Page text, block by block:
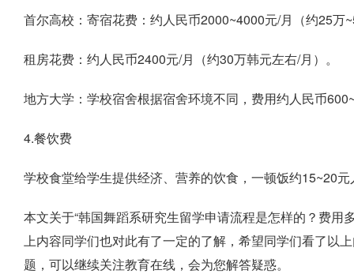
首尔高校：寄宿花费：约人民币2000~4000元/月（约25万
租房花费：约人民币2400元/月（约30万韩元左右/月）。
地方大学：学校宿舍根据宿舍环境不同，费用约人民币
4.餐饮费
学校食堂给学生提供经济、营养的饮食，一顿饭约15~20
本文关于“韩国舞蹈系研究生留学申请流程是怎样的？费
上内容同学们也对此有了一定的了解，希望同学们看了以
题，可以继续关注教育在线，会为您解答疑惑。